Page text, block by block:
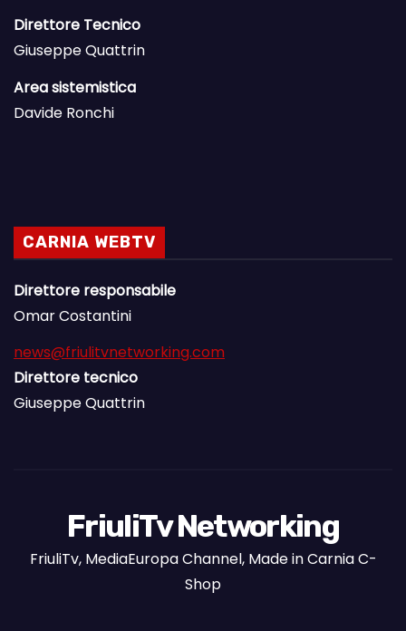
Direttore Tecnico
Giuseppe Quattrin
Area sistemistica
Davide Ronchi
CARNIA WEBTV
Direttore responsabile
Omar Costantini
news@friulitvnetworking.com
Direttore tecnico
Giuseppe Quattrin
FriuliTv Networking
FriuliTv, MediaEuropa Channel, Made in Carnia C-
Shop